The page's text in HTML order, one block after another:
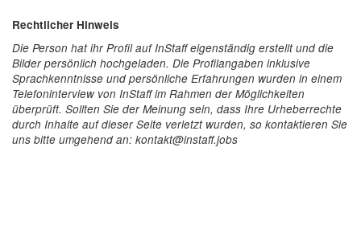
Rechtlicher Hinweis
Die Person hat ihr Profil auf InStaff eigenständig erstellt und die
Bilder persönlich hochgeladen. Die Profilangaben inklusive
Sprachkenntnisse und persönliche Erfahrungen wurden in einem
Telefoninterview von InStaff im Rahmen der Möglichkeiten
überprüft. Sollten Sie der Meinung sein, dass Ihre Urheberrechte
durch Inhalte auf dieser Seite verletzt wurden, so kontaktieren Sie
uns bitte umgehend an: kontakt@instaff.jobs